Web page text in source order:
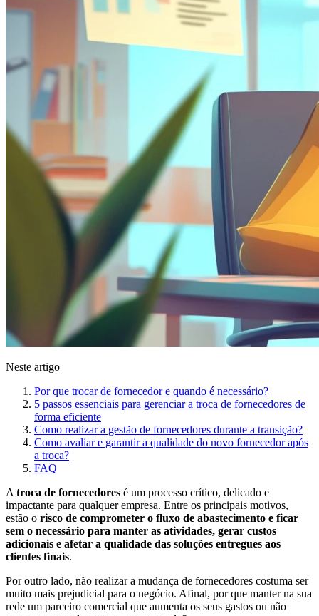
Neste artigo
Por que trocar de fornecedor e quando é necessário?
5 passos essenciais para gerenciar a troca de fornecedores de
forma eficiente
Como realizar a gestão de fornecedores durante a transição?
Como avaliar e garantir a qualidade do novo fornecedor após
a troca?
FAQ
Atroca de fornecedores é um processo crítico, delicado e
impactante para qualquer empresa. Entre os principais motivos,
estão o risco de comprometer o fluxo de abastecimento e ficar
sem o necessário para manter as atividades, gerar custos
adicionais e afetar a qualidade das soluções entregues aos
clientes finais.
Por outro lado, não realizar a mudança de fornecedores costuma ser
muito mais prejudicial para o negócio. Afinal, por que manter na sua
rede um parceiro comercial que aumenta os seus gastos ou não